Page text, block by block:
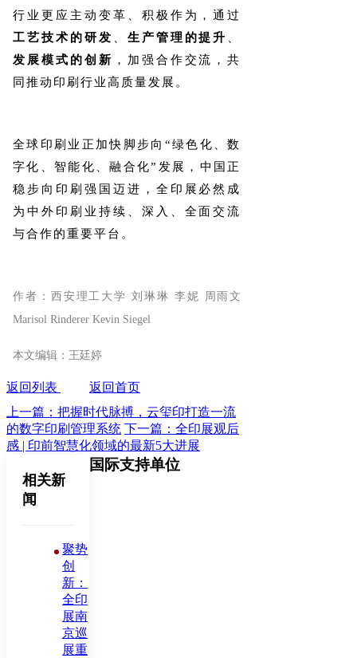
行业更应主动变革、积极作为，通过
工艺技术的研发
生产管理的提升
发展模式的创新 ，加强合作交流，共
同推动印刷行业高质量发展。
全球印刷业正加快脚步向“绿色化、数
字化、智能化、融合化”发展，中国正
稳步向印刷强国迈进，全印展必然成
为中外印刷业持续、深入、全面交流
与合作的重要平台。
作者： 西安理工大学 刘琳琳 李妮 周雨文
Marisol Rinderer Kevin Siegel
本文编辑：王廷婷
返回列表
返回首页
上一篇：把握时代脉搏，云玺印打造一流
的数字印刷管理系统 下一篇：全印展观后
感 | 印前智慧化领域的最新5大进展
相关新
闻
聚势
创
新：
全印
展南
京巡
展重
国际支持单位